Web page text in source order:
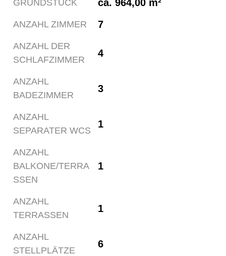
GRUNDSTÜCK ca. 964,00 m²
ANZAHL ZIMMER 7
ANZAHL DER
SCHLAFZIMMER
4
ANZAHL
BADEZIMMER
3
ANZAHL
SEPARATER WCS
1
ANZAHL
BALKONE/TERRA
SSEN
1
ANZAHL
TERRASSEN
1
ANZAHL
STELLPLÄTZE
6